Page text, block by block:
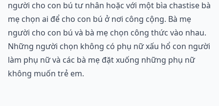
người cho con bú tư nhân hoặc với một bìa chastise bà
mẹ chọn ai để cho con bú ở nơi công cộng. Bà mẹ
người cho con bú và bà mẹ chọn công thức vào nhau.
Những người chọn không có phụ nữ xấu hổ con người
làm phụ nữ và các bà mẹ đặt xuống những phụ nữ
không muốn trẻ em.